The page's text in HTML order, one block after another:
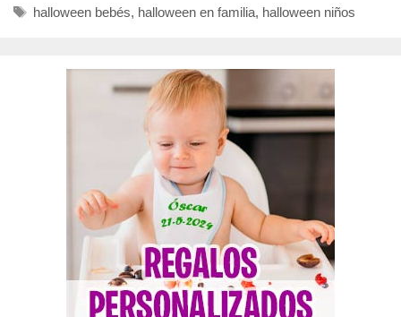
Etiquetas
halloween bebés, halloween en familia, halloween niños